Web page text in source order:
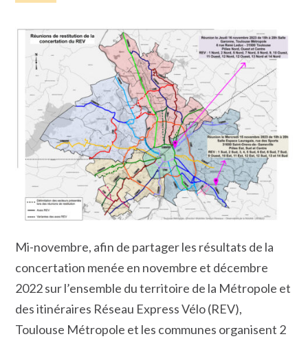
Mi-novembre, afin de partager les résultats de la
concertation menée en novembre et décembre
2022 sur l’ensemble du territoire de la Métropole et
des itinéraires Réseau Express Vélo (REV),
Toulouse Métropole et les communes organisent 2